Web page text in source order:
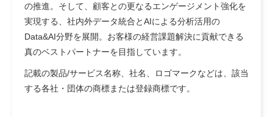
の推進。そして、顧客との更なるエンゲージメント強化を
実現する、社内外データ統合とAIによる分析活用の
Data&AI分野を展開。お客様の経営課題解決に貢献できる
真のベストパートナーを目指しています。
記載の製品/サービス名称、社名、ロゴマークなどは、該当
する各社・団体の商標または登録商標です。